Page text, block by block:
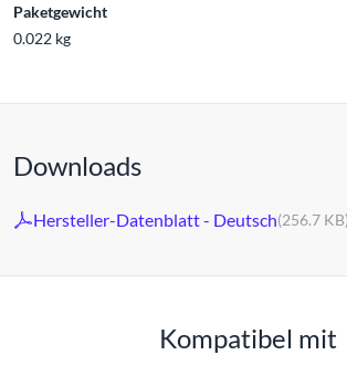
Paketgewicht
0.022 kg
Downloads
Hersteller-Datenblatt - Deutsch(256.7 KB)
Kompatibel mit